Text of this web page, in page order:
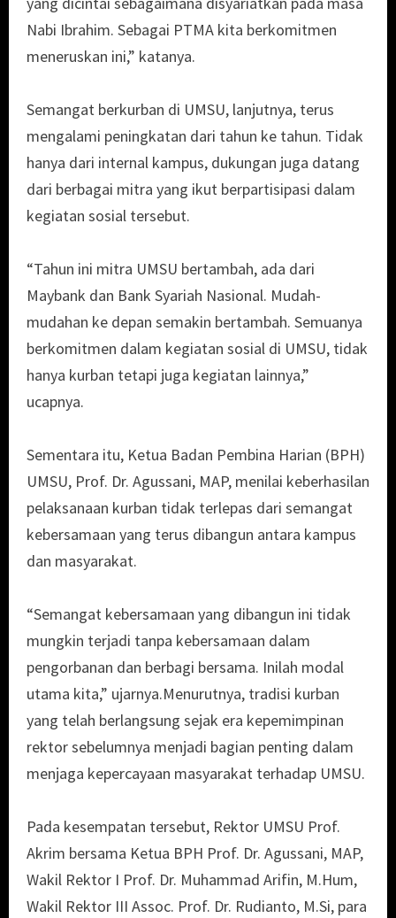
Nabi Ibrahim. Sebagai PTMA kita berkomitmen
meneruskan ini,” katanya.
Semangat berkurban di UMSU, lanjutnya, terus
mengalami peningkatan dari tahun ke tahun. Tidak
hanya dari internal kampus, dukungan juga datang
dari berbagai mitra yang ikut berpartisipasi dalam
kegiatan sosial tersebut.
“Tahun ini mitra UMSU bertambah, ada dari
Maybank dan Bank Syariah Nasional. Mudah-
mudahan ke depan semakin bertambah. Semuanya
berkomitmen dalam kegiatan sosial di UMSU, tidak
hanya kurban tetapi juga kegiatan lainnya,”
ucapnya.
Sementara itu, Ketua Badan Pembina Harian (BPH)
UMSU, Prof. Dr. Agussani, MAP, menilai keberhasilan
pelaksanaan kurban tidak terlepas dari semangat
kebersamaan yang terus dibangun antara kampus
dan masyarakat.
“Semangat kebersamaan yang dibangun ini tidak
mungkin terjadi tanpa kebersamaan dalam
pengorbanan dan berbagi bersama. Inilah modal
utama kita,” ujarnya.Menurutnya, tradisi kurban
yang telah berlangsung sejak era kepemimpinan
rektor sebelumnya menjadi bagian penting dalam
menjaga kepercayaan masyarakat terhadap UMSU.
Pada kesempatan tersebut, Rektor UMSU Prof.
Akrim bersama Ketua BPH Prof. Dr. Agussani, MAP,
Wakil Rektor I Prof. Dr. Muhammad Arifin, M.Hum,
Wakil Rektor III Assoc. Prof. Dr. Rudianto, M.Si, para